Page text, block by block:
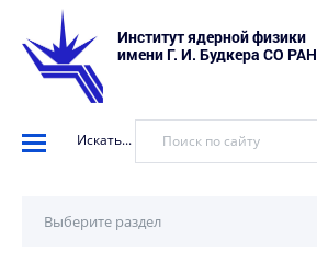
Институт ядерной физики
имени Г. И. Будкера СО РАН
Искать...
Выберите раздел